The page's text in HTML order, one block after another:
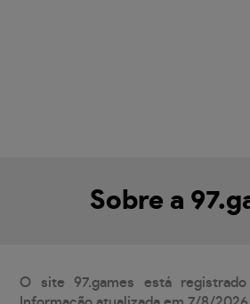
Sobre a
O site 97.games está